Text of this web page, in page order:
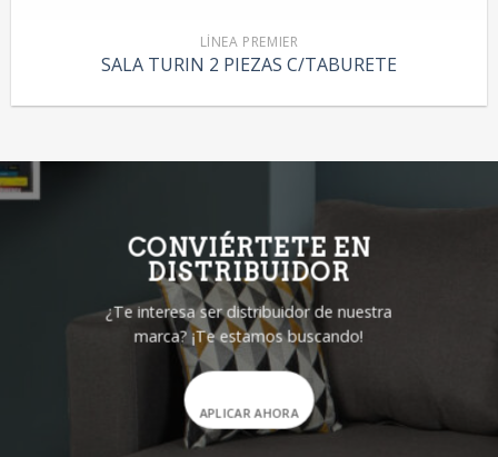
LÍNEA PREMIER
SALA TURIN 2 PIEZAS C/TABURETE
CONVIÉRTETE EN
DISTRIBUIDOR
¿Te interesa ser distribuidor de nuestra
marca? ¡Te estamos buscando!
APLICAR AHORA